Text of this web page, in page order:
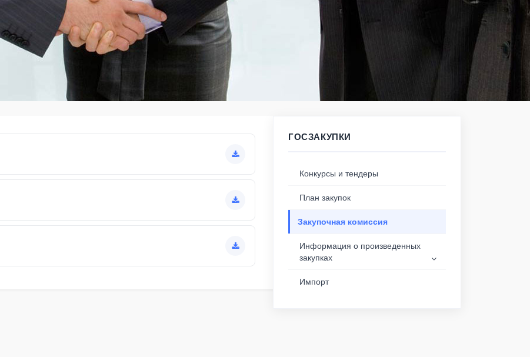
ГОСЗАКУПКИ
Конкурсы и тендеры
План закупок
Закупочная комиссия
Информация о произведенных
закупках
Импорт